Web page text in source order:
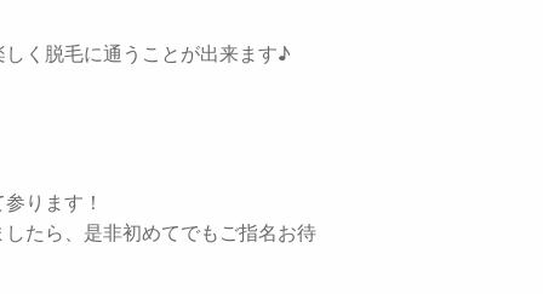
く脱毛に通うことが出来ます♪
ります！
たら、是非初めてでもご指名お待